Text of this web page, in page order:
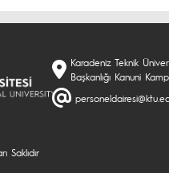
Karadeniz Teknik
Başkanlığı Kanuni
Saklıdır